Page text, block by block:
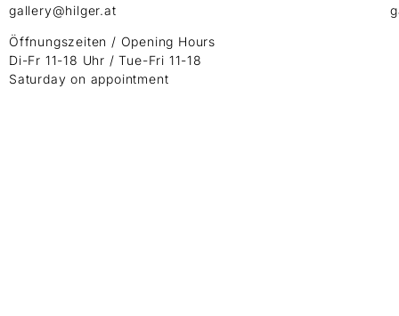
gallery@hilger.at
Öffnungszeiten / Opening Hours
Di-Fr 11-18 Uhr / Tue-Fri 11-18
Saturday on appointment